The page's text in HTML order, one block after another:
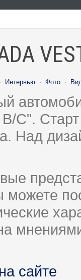
· Интервью · Фото ·
C".
Над
можете
сайте